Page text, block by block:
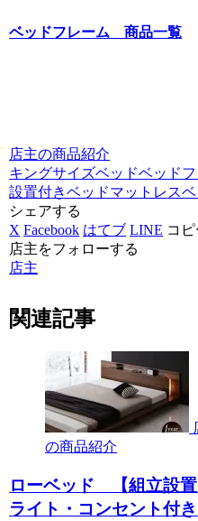
ベッドフレーム 商品一覧
店主の商品紹介
キングサイズベッドベッド
設置付きベッドマットレスベ
シェアする
X Facebook はてブ LINE コピ
店主をフォローする
店主
関連記事
の商品紹介
ローベッド 【組立設
ライト・コンセント付